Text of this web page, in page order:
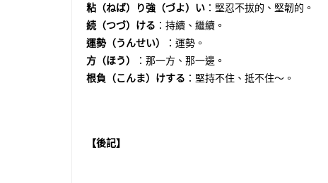
粘（ねば）り強（づよ）い ：堅忍不拔的、堅韌的。
続（つづ）ける ：持續、繼續。
運勢（うんせい）
：運勢。
方（ほう）
：那一方、那一邊。
根負（こんま）けする ：堅持不住、抵不住〜。
【後記】